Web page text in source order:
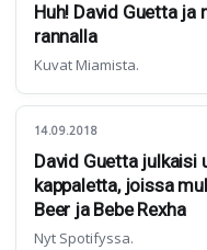
Huh! David Guetta
rannalla
Kuvat Miamista.
14.09.2018
David Guetta julkaisi
kappaletta, joissa
Beer ja Bebe Rexha
Nyt Spotifyssa.